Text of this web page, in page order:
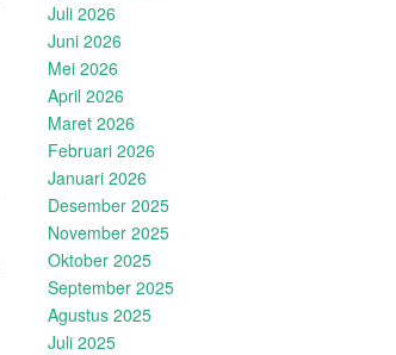
Juli 2026
Juni 2026
Mei 2026
April 2026
Maret 2026
Februari 2026
Januari 2026
Desember 2025
November 2025
Oktober 2025
September 2025
Agustus 2025
Juli 2025